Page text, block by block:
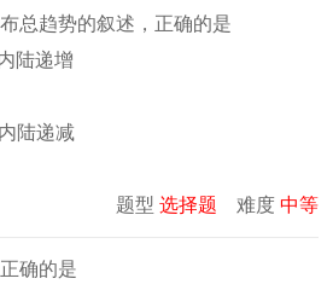
总趋势的叙述，正确的是
陆递增
陆递减
题型 选择题 难度 中等
确的是